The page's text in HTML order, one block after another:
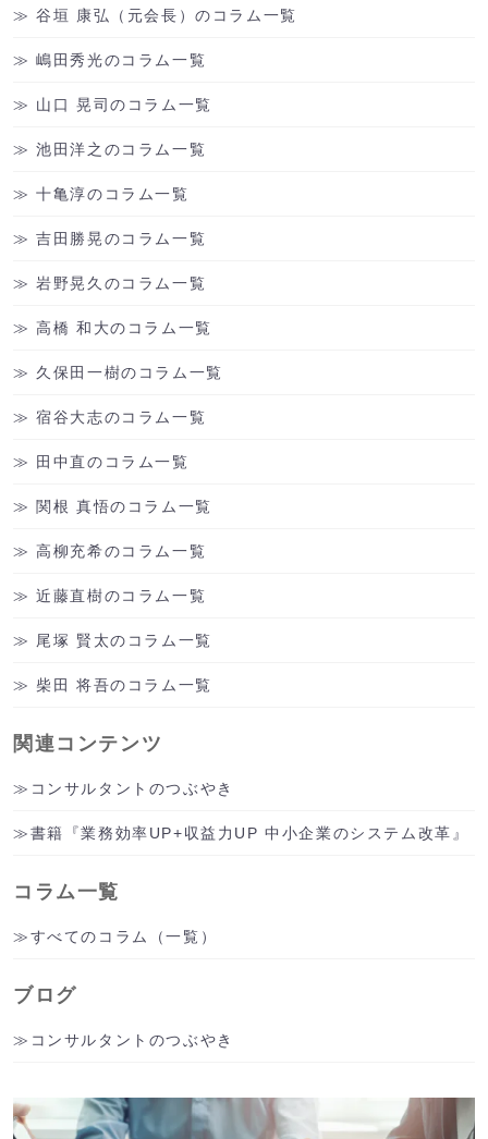
谷垣 康弘（元会長）のコラム一覧
嶋田秀光のコラム一覧
山口 晃司のコラム一覧
池田洋之のコラム一覧
十亀淳のコラム一覧
吉田勝晃のコラム一覧
岩野晃久のコラム一覧
高橋 和大のコラム一覧
久保田一樹のコラム一覧
宿谷大志のコラム一覧
田中直のコラム一覧
関根 真悟のコラム一覧
高柳充希のコラム一覧
近藤直樹のコラム一覧
尾塚 賢太のコラム一覧
柴田 将吾のコラム一覧
関連コンテンツ
コンサルタントのつぶやき
書籍『業務効率UP+収益力UP 中小企業のシステム改革』
コラム一覧
すべてのコラム（一覧）
ブログ
コンサルタントのつぶやき